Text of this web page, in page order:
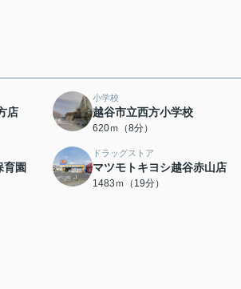
店
小学校
越谷市立西方小学校
620ｍ（8分）
育園
ドラッグストア
マツモトキヨシ越谷赤山店
1483ｍ（19分）